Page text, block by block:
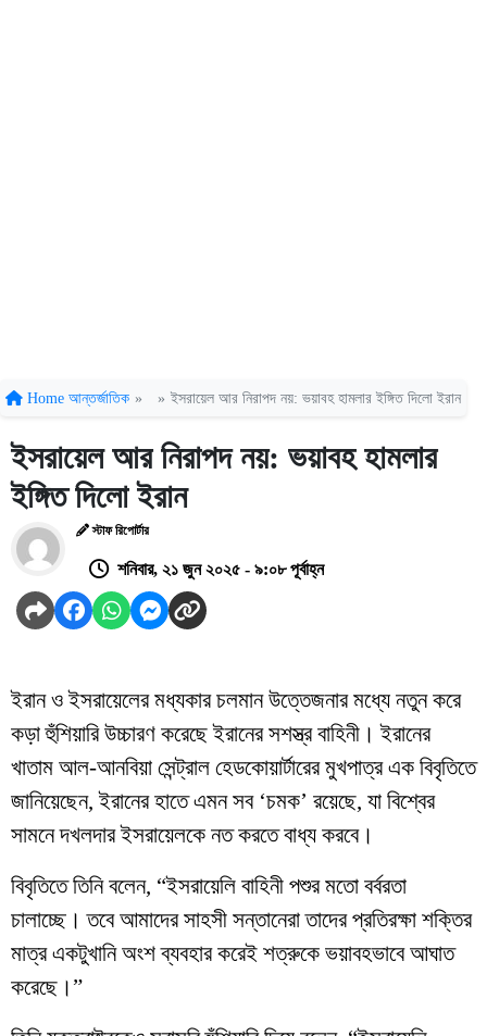
Home আন্তর্জাতিক » » ইসরায়েল আর নিরাপদ নয়: ভয়াবহ হামলার ইঙ্গিত দিলো ইরান
ইসরায়েল আর নিরাপদ নয়: ভয়াবহ হামলার
ইঙ্গিত দিলো ইরান
স্টাফ রিপোর্টার
শনিবার, ২১ জুন ২০২৫ - ৯:০৮ পূর্বাহ্ন
ইরান ও ইসরায়েলের মধ্যকার চলমান উত্তেজনার মধ্যে নতুন করে
কড়া হুঁশিয়ারি উচ্চারণ করেছে ইরানের সশস্ত্র বাহিনী। ইরানের
খাতাম আল-আনবিয়া সেন্ট্রাল হেডকোয়ার্টারের মুখপাত্র এক বিবৃতিতে
জানিয়েছেন, ইরানের হাতে এমন সব ‘চমক’ রয়েছে, যা বিশ্বের
সামনে দখলদার ইসরায়েলকে নত করতে বাধ্য করবে।
বিবৃতিতে তিনি বলেন, “ইসরায়েলি বাহিনী পশুর মতো বর্বরতা
চালাচ্ছে। তবে আমাদের সাহসী সন্তানেরা তাদের প্রতিরক্ষা শক্তির
মাত্র একটুখানি অংশ ব্যবহার করেই শত্রুকে ভয়াবহভাবে আঘাত
করেছে।”